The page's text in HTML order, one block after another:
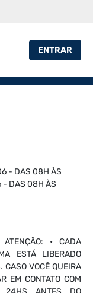
ENTRAR
- DAS 08H ÀS
- DAS 08H ÀS
• CADA
ESTÁ LIBERADO
CASO VOCÊ QUEIRA
EM CONTATO COM